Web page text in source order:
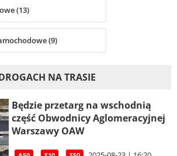
(13)
(9)
NA TRASIE
Będzie przetarg na wschodnią
część Obwodnicy Aglomeracyjnej
Warszawy OAW